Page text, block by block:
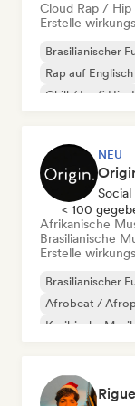
Cloud Rap / Hip
Erstelle
Brasilianischer
Rap auf Englisch
Chill / Lo-fi Hip-
NEU
< 100
Afrikanische
Brasilianische
Erstelle
Brasilianischer
Afrobeat /
Karibische Musik